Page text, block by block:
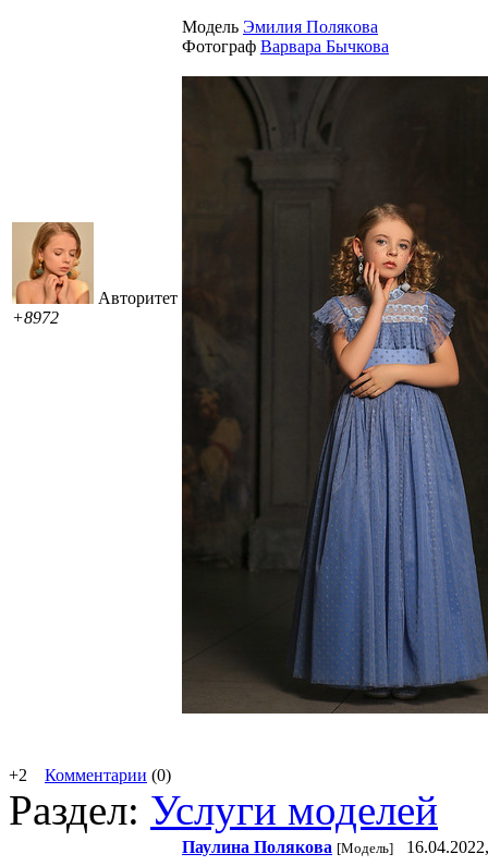
Авторитет
+8972
Модель Эмилия Пoлякoвa
Фотограф Варвара Бычкова
+2 Комментарии (0)
Раздел: Услуги моделей
Паулина Полякова [Модель]